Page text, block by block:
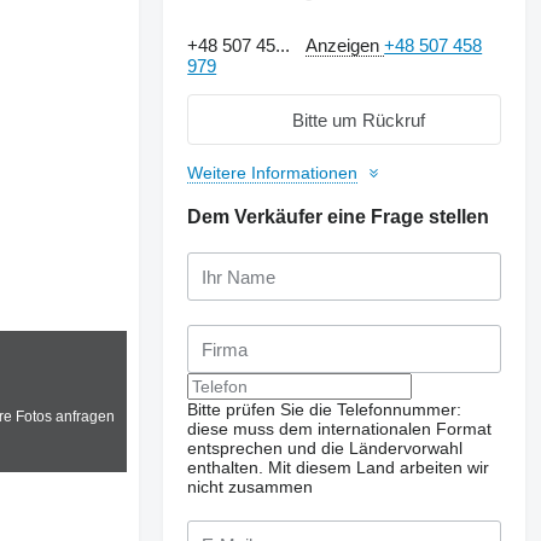
Fotos anfragen
+48 507 45... Anzeigen+48 507 458
979
Bitte um Rückruf
Weitere Informationen
Dem Verkäufer eine Frage stellen
Bitte prüfen Sie die Telefonnummer:
diese muss dem internationalen Format
entsprechen und die Ländervorwahl
enthalten.
Mit diesem Land arbeiten wir
nicht zusammen